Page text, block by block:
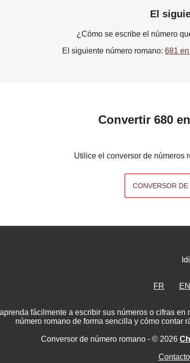
El
¿Cómo se escribe el número
El siguiente número romano: 681
Convertir 680
Utilice el conversor de números
CONVERSOR
FR EN
fácilmente a escribir sus números o cifras
número romano de forma sencilla y cómo contar
Conversor de número romano - © 2026
Contacto